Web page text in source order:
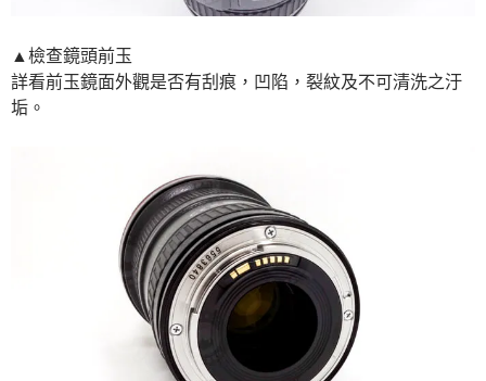
▲檢查鏡頭前玉
詳看前玉鏡面外觀是否有刮痕，凹陷，裂紋及不可清洗之汙
垢。